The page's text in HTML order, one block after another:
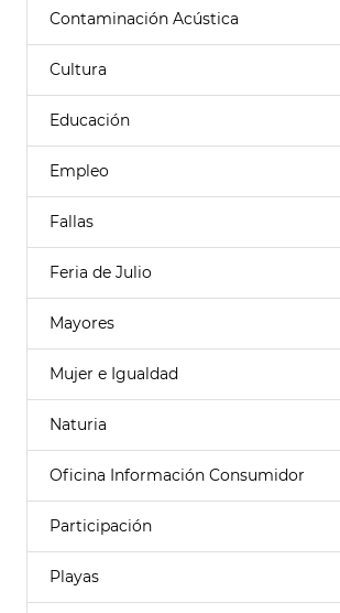
Contaminación Acústica
Cultura
Educación
Empleo
Fallas
Feria de Julio
Mayores
Mujer e Igualdad
Naturia
Oficina Información Consumidor
Participación
Playas